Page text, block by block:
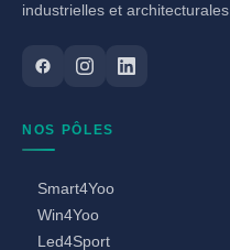
industrielles et architecturales.
NOS PÔLES
Smart4Yoo
Win4Yoo
Led4Sport